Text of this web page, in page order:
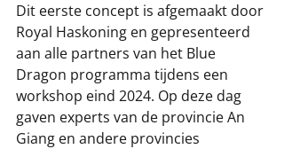
Dit eerste concept is afgemaakt door
Royal Haskoning en gepresenteerd
aan alle partners van het Blue
Dragon programma tijdens een
workshop eind 2024. Op deze dag
gaven experts van de provincie An
Giang en andere provincies